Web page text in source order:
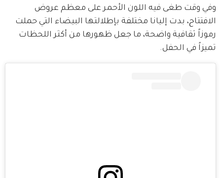
وفي وقت طغى فيه اللون الأحمر على معظم عروض
الافتتاح، بدت إليانا مختلفة بإطلالتها البيضاء التي حملت
رموزاً ثقافية واضحة، ما جعل ظهورها من أكثر اللحظات
تميزاً في الحفل.